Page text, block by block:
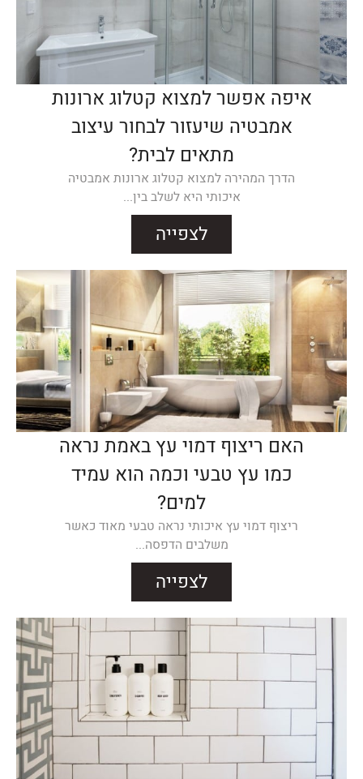
איפה אפשר למצוא קטלוג ארונות
אמבטיה שיעזור לבחור עיצוב
מתאים לבית?
הדרך המהירה למצוא קטלוג ארונות אמבטיה
איכותי היא לשלב בין...
לצפייה
האם ריצוף דמוי עץ באמת נראה
כמו עץ טבעי וכמה הוא עמיד
למים?
ריצוף דמוי עץ איכותי נראה טבעי מאוד כאשר
משלבים הדפסה...
לצפייה